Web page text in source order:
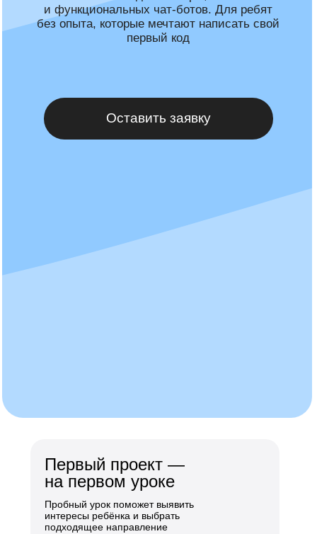
Оставить заявку
Первый проект —
на первом уроке
Пробный урок поможет выявить
интересы ребёнка и выбрать
подходящее направление